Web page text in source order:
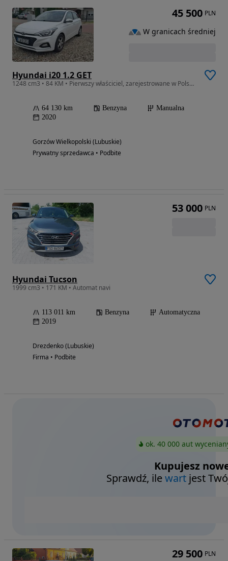
Hyundai i20 1.2 GET
1248 cm3 • 84 KM • Pierwszy właściciel, zarejestrowane w Polsce.
64 130 km Benzyna
Manualna
2020
Gorzów Wielkopolski (Lubuskie)
Prywatny sprzedawca • Podbite
45 500 PLN
W granicach średniej
Hyundai Tucson
1999 cm3 • 171 KM • Automat navi
113 011 km Benzyna
Automatyczna
2019
Drezdenko (Lubuskie)
Firma • Podbite
53 000 PLN
ok. 40 000 aut
Kupujesz
Sprawdź, ilewart jest
29 500 PLN